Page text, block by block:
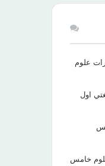
علوم
اول
خامس